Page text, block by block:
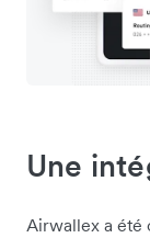
Une
Airwallex a été